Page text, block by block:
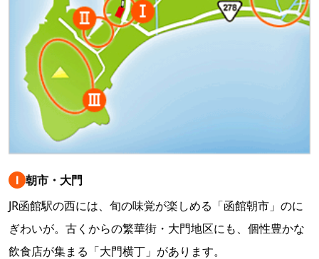
Ⅰ 朝市・大門
JR函館駅の西には、旬の味覚が楽しめる「函館朝市」のに
ぎわいが。古くからの繁華街・大門地区にも、個性豊かな
飲食店が集まる「大門横丁」があります。